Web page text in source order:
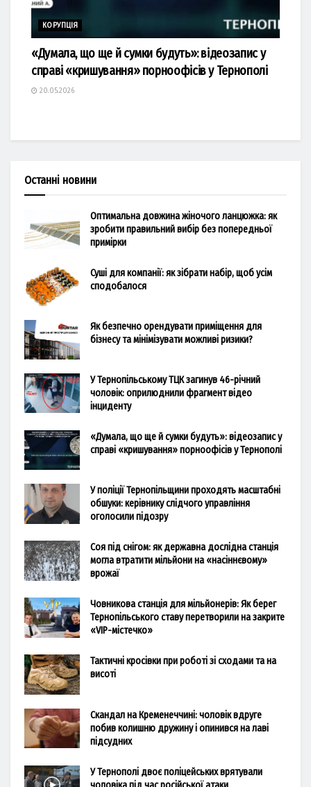
КОРУПЦІЯ
«Думала, що ще й сумки будуть»: відеозапис у
справі «кришування» порноофісів у Тернополі
20.05.2026
Останні новини
Оптимальна довжина жіночого ланцюжка: як
зробити правильний вибір без попередньої
примірки
Суші для компанії: як зібрати набір, щоб усім
сподобалося
Як безпечно орендувати приміщення для
бізнесу та мінімізувати можливі ризики?
У Тернопільському ТЦК загинув 46-річний
чоловік: оприлюднили фрагмент відео
інциденту
«Думала, що ще й сумки будуть»: відеозапис у
справі «кришування» порноофісів у Тернополі
У поліції Тернопільщини проходять масштабні
обшуки: керівнику слідчого управління
оголосили підозру
Соя під снігом: як державна дослідна станція
могла втратити мільйони на «насіннєвому»
врожаї
Човникова станція для мільйонерів: Як берег
Тернопільського ставу перетворили на закрите
«VIP-містечко»
Тактичні кросівки при роботі зі сходами та на
висоті
Скандал на Кременеччині: чоловік вдруге
побив колишню дружину і опинився на лаві
підсудних
У Тернополі двоє поліцейських врятували